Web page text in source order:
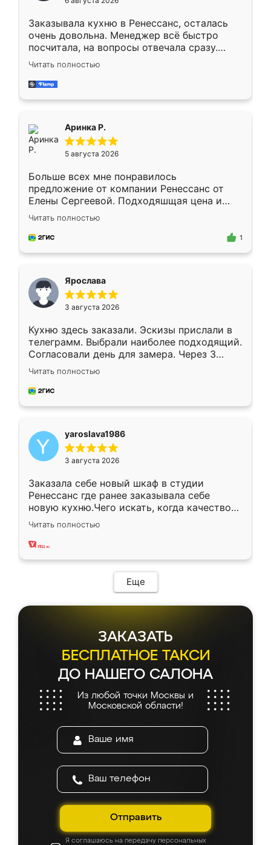
мебели буду заказывать только здесь.
Заказывала кухню в Ренессанс, осталась
очень довольна. Менеджер всё быстро
посчитала, на вопросы отвечала сразу.
Замерщик приехал в субботу, подошёл к
делу со всей ответственностью. Собрали
за день, ребята работали аккуратно, даже
Читать полностью
Аринка Р.
5 августа 2026
Больше всех мне понравилось
предложение от компании Ренессанс от
Елены Сергеевой. Подходяшщая цена и
короткие сроки изготовления. Приехавший
для замера сотрудник Владислав
предложил по моему эскизу самый
Читать полностью
1
Ярослава
3 августа 2026
Кухню здесь заказали. Эскизы прислали в
телеграмм. Выбрали наиболее подходящий.
Согласовали день для замера. Через 3
недели кухня была уже готова. Остались
довольны работой. Спасибо Ренессанс
мебель за качественную работу!
Читать полностью
yaroslava1986
3 августа 2026
Заказала себе новый шкаф в студии
Ренессанс где ранее заказывала себе
новую кухню.Чего искать, когда качеством
вполне довольна. Служит кухня уже почти
два года, нареканий нет.
Читать полностью
Еще
ЗАКАЗАТЬ
БЕСПЛАТНОЕ ТАКСИ
ДО НАШЕГО САЛОНА
Из любой точки Москвы и
Московской области!
Отправить
Я соглашаюсь на передачу персональных